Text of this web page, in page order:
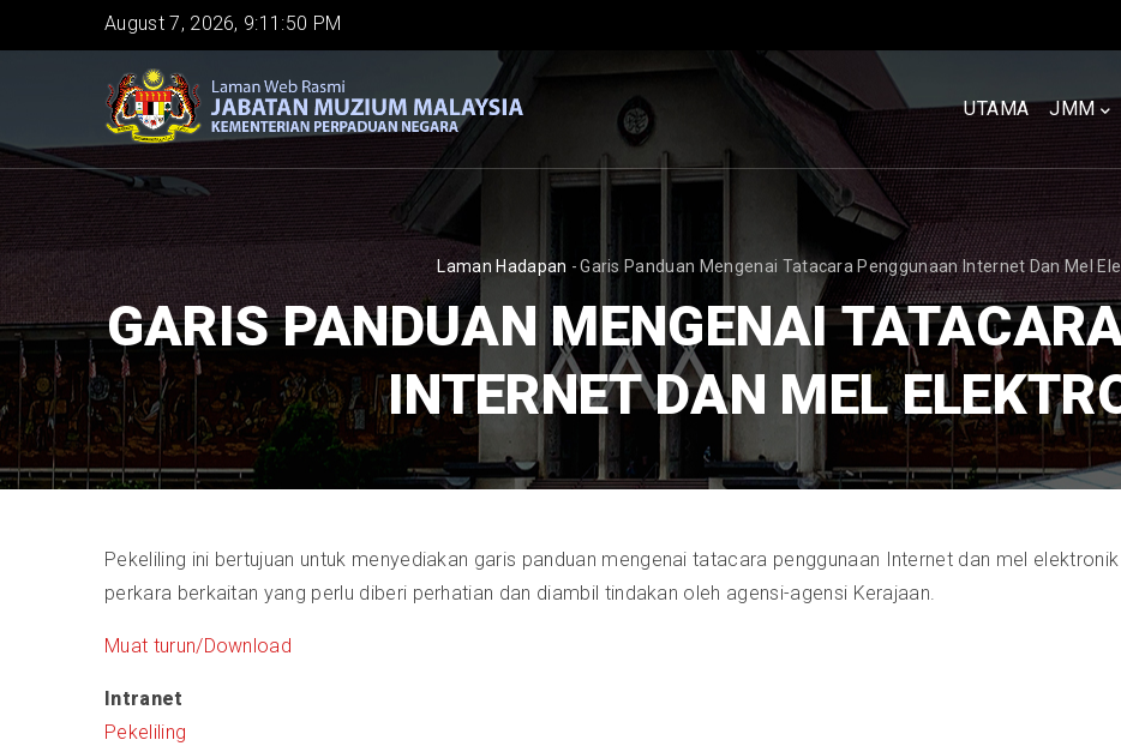
to
August 7, 2026, 9:11:50 PM
UTAMA
[BM]
UTAMA JMM
BREADCRUMB
Laman Hadapan - Garis Panduan Mengenai Tatacara Penggunaan Internet Dan Mel
GARIS PANDUAN MENGENAI
INTERNET DAN MEL
Pekeliling ini bertujuan untuk menyediakan garis panduan mengenai tatacara penggunaan Internet dan mel
perkara berkaitan yang perlu diberi perhatian dan diambil tindakan oleh agensi-agensi Kerajaan.
Muat turun/Download
Intranet
Pekeliling